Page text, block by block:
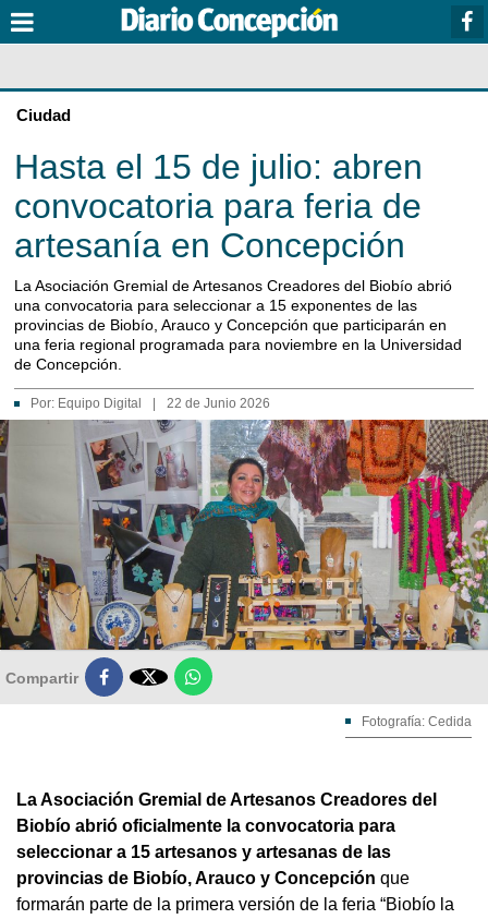
Ciudad
Hasta el 15 de julio: abren
convocatoria para feria de
artesanía en Concepción
La Asociación Gremial de Artesanos Creadores del Biobío abrió
una convocatoria para seleccionar a 15 exponentes de las
provincias de Biobío, Arauco y Concepción que participarán en
una feria regional programada para noviembre en la Universidad
de Concepción.
Por: Equipo Digital 22 de Junio 2026
Compartir 
Fotografía: Cedida
La Asociación Gremial de Artesanos Creadores del
Biobío abrió oficialmente la convocatoria para
seleccionar a 15 artesanos y artesanas de las
provincias de Biobío, Arauco y Concepción que
formarán parte de la primera versión de la feria “Biobío la